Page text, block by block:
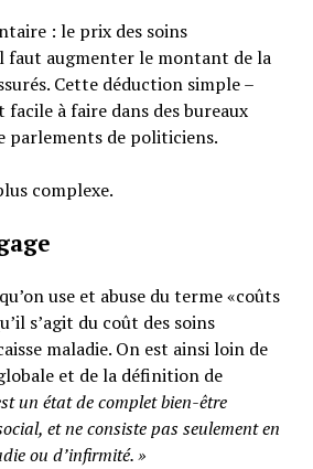
: le prix des soins
faut augmenter le montant de la
Cette déduction simple –
à faire dans des bureaux
parlements de politiciens.
complexe.
use et abuse du terme «coûts
s’agit du coût des soins
maladie. On est ainsi loin de
et de la définition de
un état de complet bien-être
et ne consiste pas seulement en
ou d’infirmité.»